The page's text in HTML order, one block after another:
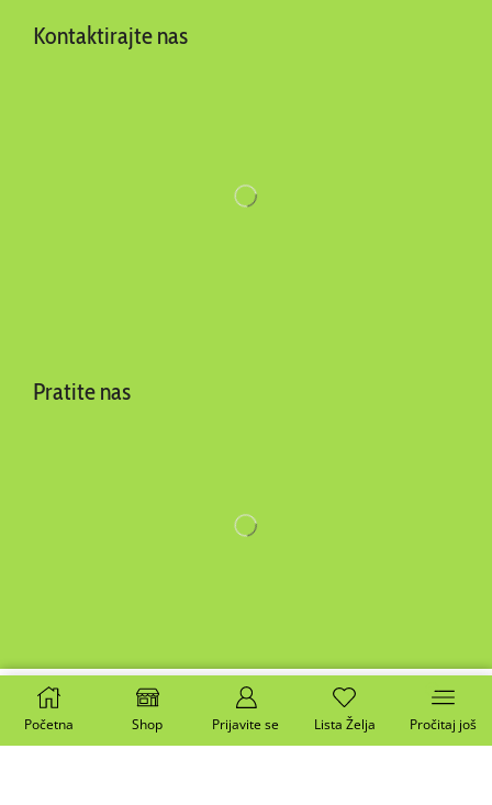
Kontaktirajte nas
Pratite nas
Copyright 2014-2025 ©BEYOND d.o.o. Sva prava
Dodaj u korpu
Kupite sada
Početna
Shop Prijavite se Lista Želja Pročitaj još